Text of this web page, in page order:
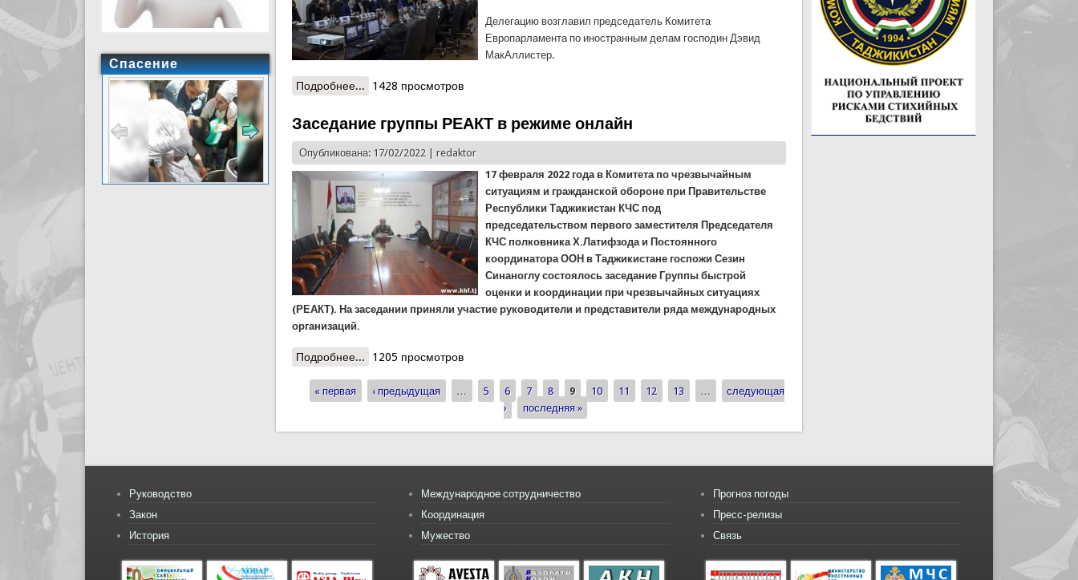
Делегацию возглавил председатель Комитета
Европарламента по иностранным делам господин Дэвид
МакАллистер.
Подробнее... о Визит депутатов Европейского парламента в КЧС
1428 просмотров
Заседание группы РЕАКТ в режиме онлайн
Опубликована: 17/02/2022 |redaktor
17 февраля 2022 года в Комитета по чрезвычайным
ситуациям и гражданской обороне при Правительстве
Республики Таджикистан КЧС под
председательством первого заместителя Председателя
КЧС полковника Х.Латифзода и Постоянного
координатора ООН в Таджикистане госпожи Сезин
Синаноглу состоялось заседание Группы быстрой
оценки и координации при чрезвычайных ситуациях
(РЕАКТ). На заседании приняли участие руководители и представители ряда международных
организаций.
Подробнее... о Заседание группы РЕАКТ в режиме онлайн
1205 просмотров
Страницы
« первая ‹ предыдущая … 5 6 7 8 9 10 11 12 13 …
следующая
›
последняя »
Спасение
Руководство
Закон
История
Международное сотрудничество
Координация
Мужество
Прогноз погоды
Пресс-релизы
Связь